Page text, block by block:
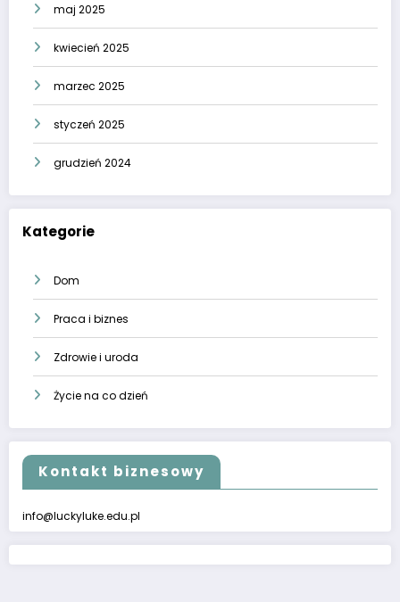
maj 2025
kwiecień 2025
marzec 2025
styczeń 2025
grudzień 2024
Kategorie
Dom
Praca i biznes
Zdrowie i uroda
Życie na co dzień
Kontakt biznesowy
info@luckyluke.edu.pl